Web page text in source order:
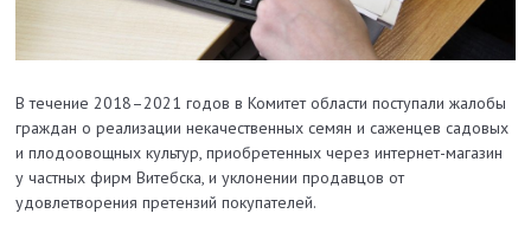
В течение 2018–2021 годов в Комитет области поступали жалобы
граждан о реализации некачественных семян и саженцев садовых
и плодоовощных культур, приобретенных через интернет-магазин
у частных фирм Витебска, и уклонении продавцов от
удовлетворения претензий покупателей.